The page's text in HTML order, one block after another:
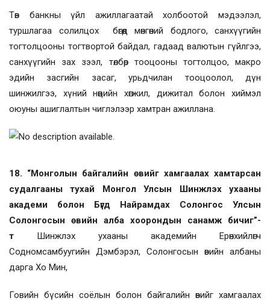
Төв банкны үйл ажиллагаатай холбоотой мэдээлэл,
туршлагаа солилцох бөгөөд мөнгөний бодлого, санхүүгийн
тогтолцооны тогтвортой байдал, гадаад валютын гүйлгээ,
санхүүгийн зах зээл, төлбөр тооцооны тогтолцоо, макро
эдийн засгийн засаг, урьдчилан тооцоолол, дүн
шинжилгээ, хүний нөөцийн хөгжил, дижитал болон хиймэл
оюуны ашиглалтын чиглэлээр хамтран ажиллана.
18. “Монголын байгалийн өвийг хамгаалах хамтарсан
судалгааны тухай Монгол Улсын Шинжлэх ухааны
академи болон Бүгд Найрамдах Солонгос Улсын
Солонгосын өвийн алба хоорондын санамж бичиг”-
т Шинжлэх ухааны академийн Ерөнхийлөгч
Содномсамбуугийн Дэмбэрэл, Солонгосын өвийн албаны
дарга Хо Мин,
Говийн бүсийн соёлын болон байгалийн өвийг хамгаалах